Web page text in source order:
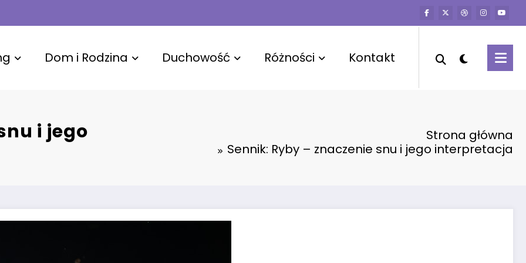
Dom i Rodzina Duchowość Różności Kontakt
i jego
Strona główna
Sennik: Ryby – znaczenie snu i jego interpretacja